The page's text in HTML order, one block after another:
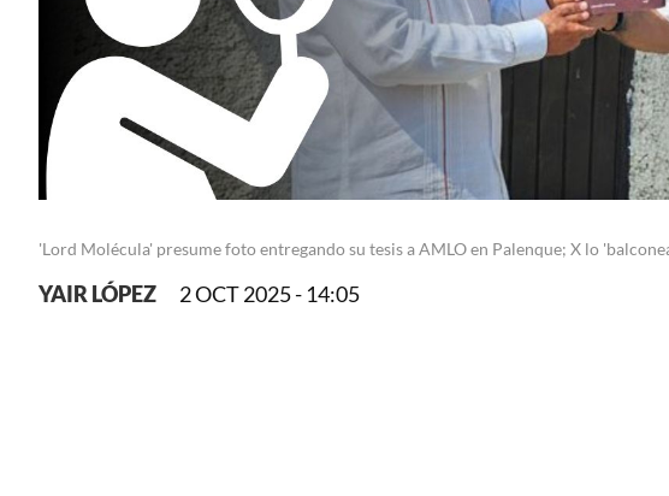
'Lord Molécula' presume foto entregando su tesis a AMLO en Palenque; X lo
YAIR LÓPEZ 2 OCT 2025 - 14:05